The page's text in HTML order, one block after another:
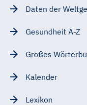
Daten der
Gesundheit A-Z
Großes
Kalender
Lexikon